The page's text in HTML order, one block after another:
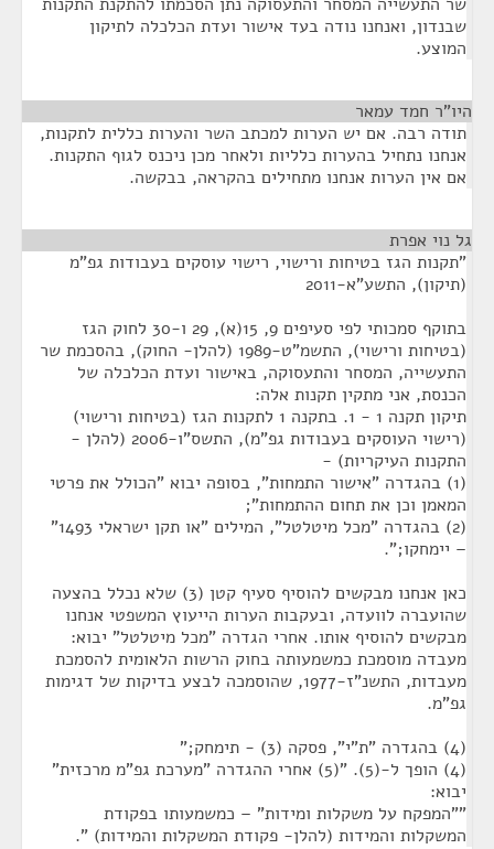
שבנדון, ואנחנו נודה בעד אישור ועדת הכלכלה לתיקון
המוצע.
היו"ר חמד עמאר
תודה רבה. אם יש הערות למכתב השר והערות כללית לתקנות,
אנחנו נתחיל בהערות כלליות ולאחר מכן ניכנס לגוף התקנות.
אם אין הערות אנחנו מתחילים בהקראה, בבקשה.
גל נוי אפרת
"תקנות הגז בטיחות ורישוי, רישוי עוסקים בעבודות גפ"מ
(תיקון), התשע"א-2011
בתוקף סמכותי לפי סעיפים 9, 15(א), 29 ו-30 לחוק הגז
(בטיחות ורישוי), התשמ"ט-1989 (להלן- החוק), בהסכמת שר
התעשייה, המסחר והתעסוקה, באישור ועדת הכלכלה של
הכנסת, אני מתקין תקנות אלה:
תיקון תקנה 1 - 1. בתקנה 1 לתקנות הגז (בטיחות ורישוי)
(רישוי העוסקים בעבודות גפ"מ), התשס"ו-2006 (להלן -
התקנות העיקריות) -
(1) בהגדרה "אישור התמחות", בסופה יבוא "הכולל את פרטי
המאמן וכן את תחום ההתמחות";
(2) בהגדרה "מכל מיטלטל", המילים "או תקן ישראלי 1493"
– יימחקו;".
כאן אנחנו מבקשים להוסיף סעיף קטן (3) שלא נכלל בהצעה
שהועברה לוועדה, ובעקבות הערות הייעוץ המשפטי אנחנו
מבקשים להוסיף אותו. אחרי הגדרה "מכל מיטלטל" יבוא:
מעבדה מוסמכת כמשמעותה בחוק הרשות הלאומית להסמכת
מעבדות, התשנ"ז-1977, שהוסמכה לבצע בדיקות של דגימות
גפ"מ.
(4) בהגדרה "ת"י", פסקה (3) - תימחק;"
(4) הופך ל-(5). "(5) אחרי ההגדרה "מערכת גפ"מ מרכזית"
יבוא:
""המפקח על משקלות ומידות" – כמשמעותו בפקודת
המשקלות והמידות (להלן- פקודת המשקלות והמידות) ".